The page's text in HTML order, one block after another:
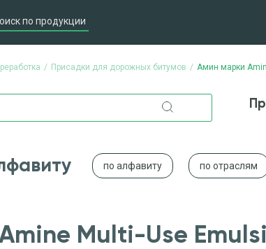
Присадки для дорожных битумов Амин марки
по алфавиту по отраслям
Multi-Use